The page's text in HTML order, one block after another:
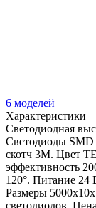
6 моделей
Характеристики
Светодиодная
Светодиоды SMD
скотч 3M. Цвет
эффективность
120°. Питание
Размеры
светодиодов.